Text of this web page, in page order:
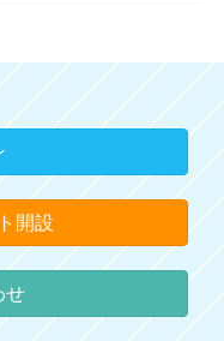
ウントにログイン
購入が可能です。
ログイン後に本サー
る事が可能です。
りますので取得枚
す。
新の法人情報（法人
になります。
開設
せ